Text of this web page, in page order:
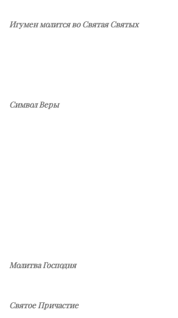
Игумен молится во Святая Святых
Символ Веры
Молитва Господня
Святое Причастие